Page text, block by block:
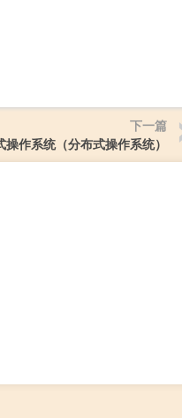
下一篇
操作系统（分布式操作系统）